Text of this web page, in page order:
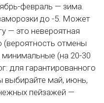
февраль — зима.
до -5. Может
— это невероятная
отмены
(на 20-30
для гарантированного
выбирайте май, июнь,
пейзажей —